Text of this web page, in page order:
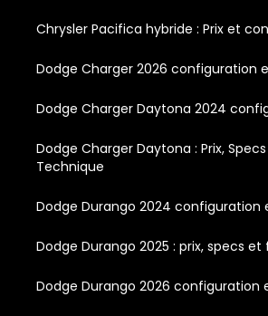
Chrysler Pacifica hybride : Prix et
Dodge Charger 2026 configuration
Dodge Charger Daytona 2024
Dodge Charger Daytona : Prix,
Technique
Dodge Durango 2024 configuration
Dodge Durango 2025 : prix, specs
Dodge Durango 2026 configuration